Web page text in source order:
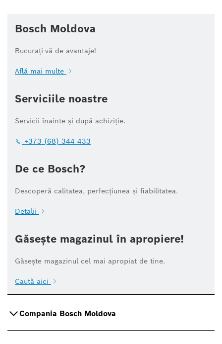
Bosch Moldova
Bucurați-vă de avantaje!
Află mai multe
Serviciile noastre
Servicii înainte și după achiziție.
+373 (68) 344 433
De ce Bosch?
Descoperă calitatea, perfecțiunea și fiabilitatea.
Detalii
Găsește magazinul în apropiere!
Găsește magazinul cel mai apropiat de tine.
Caută aici
Compania Bosch Moldova